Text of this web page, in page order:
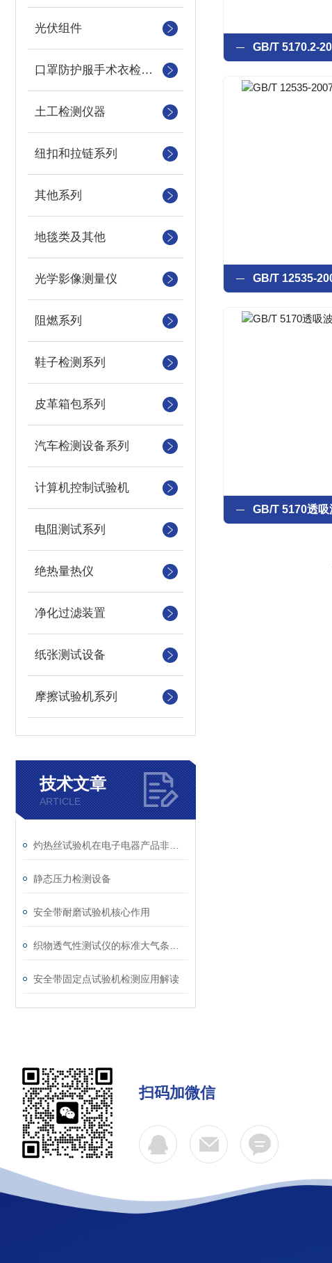
光伏组件
口罩防护服手术衣检测设备
土工检测仪器
纽扣和拉链系列
其他系列
地毯类及其他
光学影像测量仪
阻燃系列
鞋子检测系列
皮革箱包系列
汽车检测设备系列
计算机控制试验机
电阻测试系列
绝热量热仪
净化过滤装置
纸张测试设备
摩擦试验机系列
技术文章
ARTICLE
静态压力检测设备
安全带耐磨试验机核心作用
安全带固定点试验机检测应用解读
扫码加微信